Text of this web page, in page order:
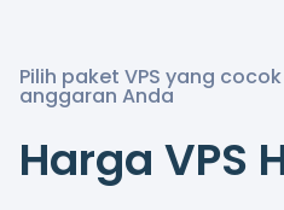
Pilih paket VPS yang
anggaran Anda
Harga VPS